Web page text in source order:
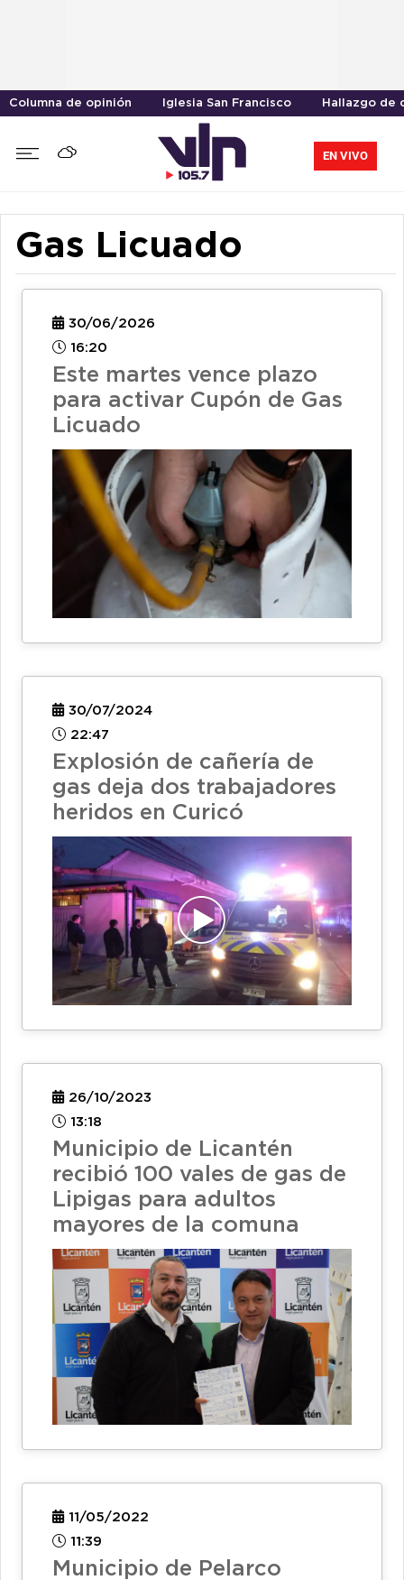
Columna de opinión Iglesia San Francisco Hallazgo de
EN VIVO
Gas Licuado
30/06/2026
16:20
Este martes vence plazo
para activar Cupón de Gas
Licuado
30/07/2024
22:47
Explosión de cañería de
gas deja dos trabajadores
heridos en Curicó
26/10/2023
13:18
Municipio de Licantén
recibió 100 vales de gas de
Lipigas para adultos
mayores de la comuna
11/05/2022
11:39
Municipio de Pelarco